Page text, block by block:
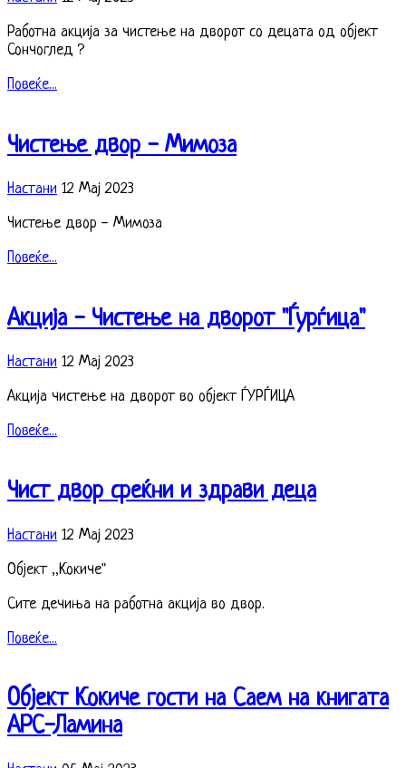
Работна акција за чистење на дворот со децата од објект
Сончоглед ?
Повеќе...
Чистење двор - Мимоза
Настани 12 Мај 2023
Чистење двор - Мимоза
Повеќе...
Акција - Чистење на дворот "Ѓурѓица"
Настани 12 Мај 2023
Акција чистeње на дворот во објект ЃУРЃИЦА
Повеќе...
Чист двор среќни и здрави деца
Настани 12 Мај 2023
Објект ,,Кокиче"
Сите дечиња на работна акција во двор.
Повеќе...
Објект Кокиче гости на Саем на книгата
АРС-Лaмина